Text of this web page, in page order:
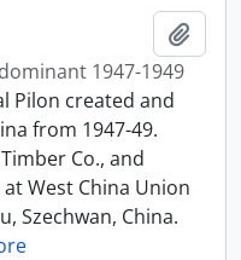
1947-1949
Pilon created and
from 1947-49.
Co., and
West China Union
Szechwan, China.